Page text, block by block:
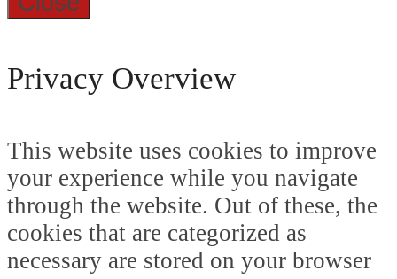
Privacy Overview
This website uses cookies to improve
your experience while you navigate
through the website. Out of these, the
cookies that are categorized as
necessary are stored on your browser